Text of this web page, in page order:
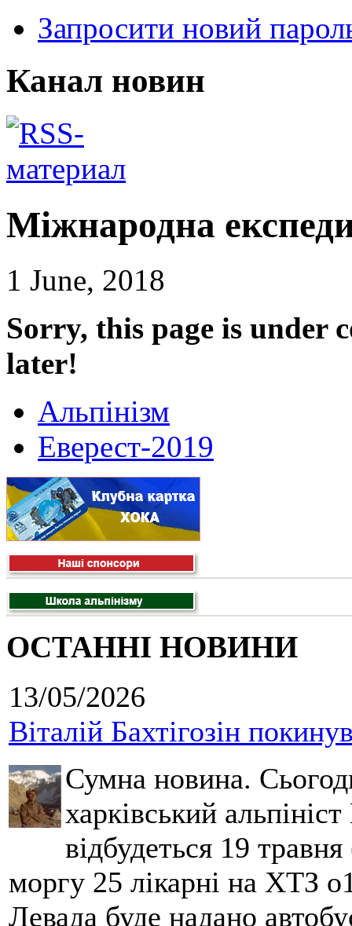
Запросити новий
Канал новин
Міжнародна
1 June, 2018
Sorry, this page is under
later!
Альпінізм
Еверест-2019
ОСТАННІ НОВИНИ
13/05/2026
Віталій Бахтігозін
Сумна новина.
харківський
відбудеться 19
моргу 25 лікарні на ХТЗ
Левада буде надано